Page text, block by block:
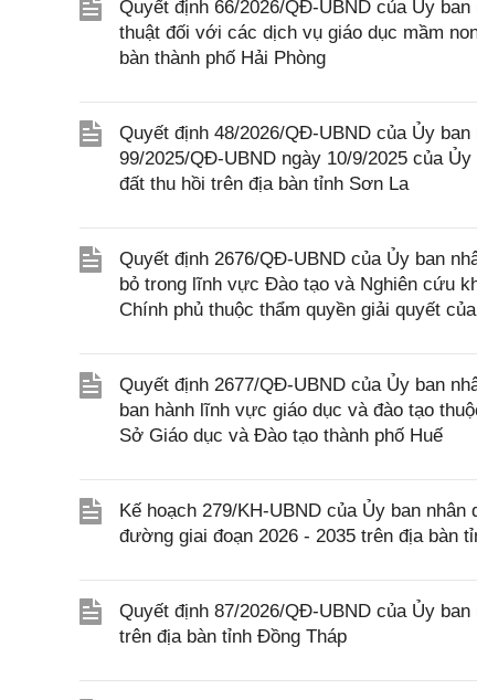
Quyết định 66/2026/QĐ-UBND của Ủy
thuật đối với các dịch vụ giáo dục mầm
bàn thành phố Hải Phòng
Quyết định 48/2026/QĐ-UBND của Ủy
99/2025/QĐ-UBND ngày 10/9/2025 của
đất thu hồi trên địa bàn tỉnh Sơn La
Quyết định 2676/QĐ-UBND của Ủy ban
bỏ trong lĩnh vực Đào tạo và Nghiên cứu
Chính phủ thuộc thẩm quyền giải quyết
Quyết định 2677/QĐ-UBND của Ủy ban
ban hành lĩnh vực giáo dục và đào tạo
Sở Giáo dục và Đào tạo thành phố Huế
Kế hoạch 279/KH-UBND của Ủy ban
đường giai đoạn 2026 - 2035 trên địa bàn
Quyết định 87/2026/QĐ-UBND của Ủy
trên địa bàn tỉnh Đồng Tháp